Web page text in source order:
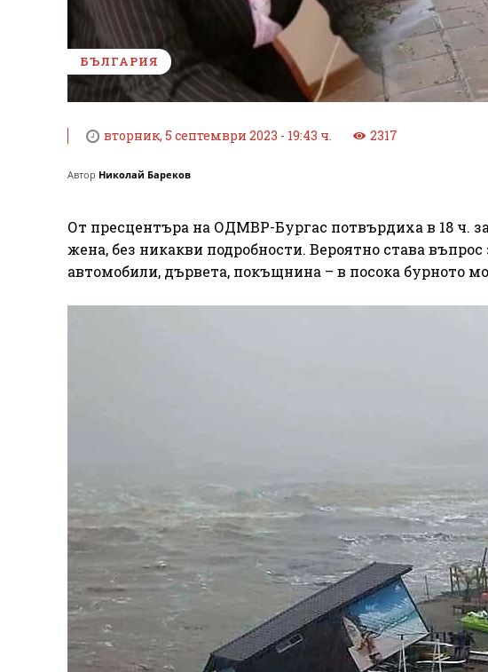
БЪЛГАРИЯ
вторник, 5 септември 2023 - 19:43 ч. 2317
Автор Николай Бареков
От пресцентъра на ОДМВР-Бургас потвърдиха в 18 ч.
жена, без никакви подробности. Вероятно става
автомобили, дървета, покъщнина – в посока бурното